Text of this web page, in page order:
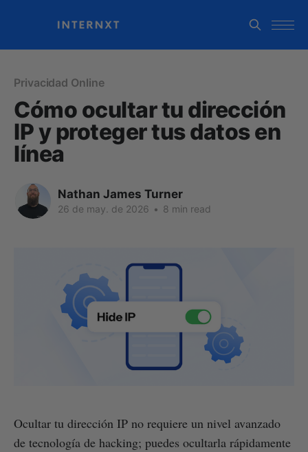
Privacidad Online
Cómo ocultar tu dirección
IP y proteger tus datos en
línea
Nathan James Turner
26 de may. de 2026 • 8 min read
Ocultar tu dirección IP no requiere un nivel avanzado
de tecnología de hacking; puedes ocultarla rápidamente